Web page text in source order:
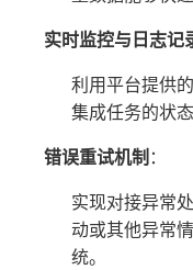
实时监控与日志记
利用平台提供
集成任务的状
错误重试机制：
实现对接异常
动或其他异常
统。